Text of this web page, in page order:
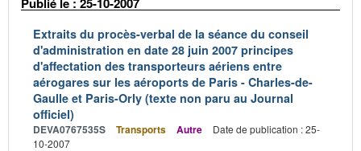
Extraits du procès-verbal de la séance du conseil
d'administration en date 28 juin 2007 principes
d'affectation des transporteurs aériens entre
aérogares sur les aéroports de Paris - Charles-de-
Gaulle et Paris-Orly (texte non paru au Journal
officiel)
DEVA0767535S Transports Autre
Date de publication : 25-
10-2007